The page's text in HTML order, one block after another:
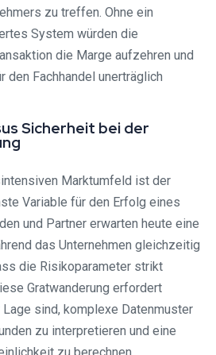
zu treffen. Ohne ein
System würden die
die Marge aufzehren und
Fachhandel unerträglich
Sicherheit bei der
Marktumfeld ist der
Variable für den Erfolg eines
und Partner erwarten heute eine
das Unternehmen gleichzeitig
die Risikoparameter strikt
Gratwanderung erfordert
sind, komplexe Datenmuster
zu interpretieren und eine